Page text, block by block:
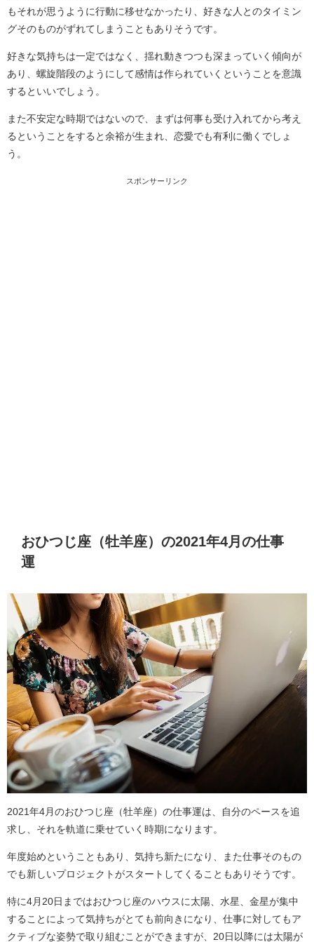
もそれが思うように行動に移せなかったり、好きな人とのタイミン
グそのものがずれてしまうこともありそうです。
好きな気持ちは一定ではなく、揺れ動きつつも深まっていく傾向が
あり、螺旋階段のようにして感情は作られていくということを意識
するといいでしょう。
また不安定な時期ではないので、まずは何事も受け入れてから考え
るということをすると余裕が生まれ、恋愛でも有利に働くでしょ
う。
スポンサーリンク
おひつじ座（牡羊座）の2021年4月の仕事
運
2021年4月のおひつじ座（牡羊座）の仕事運は、自分のペースを追
求し、それを軌道に乗せていく時期になります。
年度始めということもあり、気持ち新たになり、また仕事そのもの
でも新しいプロジェクトがスタートしてくることもありそうです。
特に4月20日まではおひつじ座のハウスに太陽、水星、金星が集中
することによって気持ちがとても前向きになり、仕事に対してもア
クティブな姿勢で取り組むことができますが、20日以降には太陽が